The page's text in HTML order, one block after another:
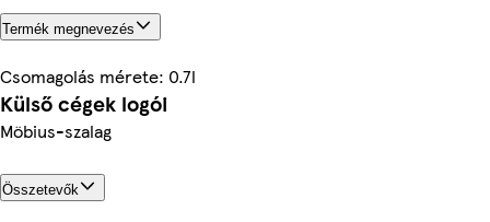
Termék megnevezés
Csomagolás mérete: 0.7l
Külső cégek logói
Möbius-szalag
Összetevők